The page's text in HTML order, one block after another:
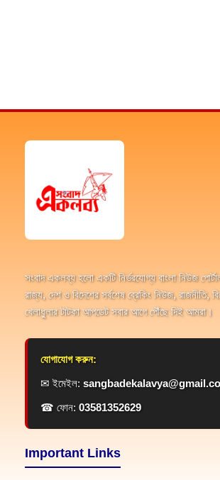
সংবাদ একলব্য হলো একটি নির্ভরযোগ্য বাংলা নিউজ
রাজ্য, দেশ ও বিদেশের সর্বশেষ ব্রেকিং নিউজ, রাজনীতি,
খেলাধুলার টাটকা আপডেট সবার আগে পৌঁছে দিই আমরা।
যোগাযোগ করুন:
✉ ইমেইল:
☎ ফোন: 03581352629
Important Links